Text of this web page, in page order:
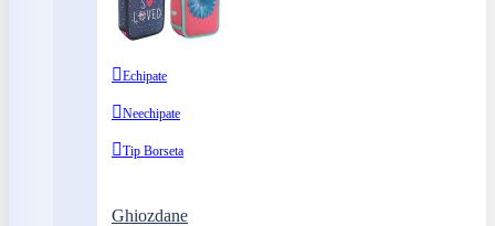
Echipate
Neechipate
Tip Borseta
Ghiozdane